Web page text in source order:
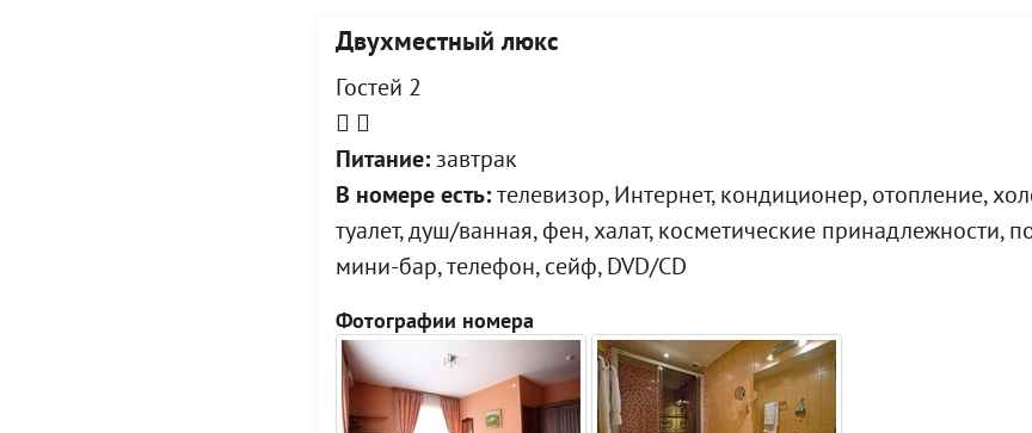
Двухместный люкс
Гостей 2
Питание:завтрак
В номере есть:телевизор, Интернет, кондиционер, отопление,
туалет, душ/ванная, фен, халат, косметические принадлежности,
мини-бар, телефон, сейф, DVD/CD
Фотографии номера